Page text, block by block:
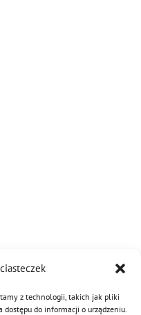
z technologii, takich jak pliki
do informacji o urządzeniu.
2023